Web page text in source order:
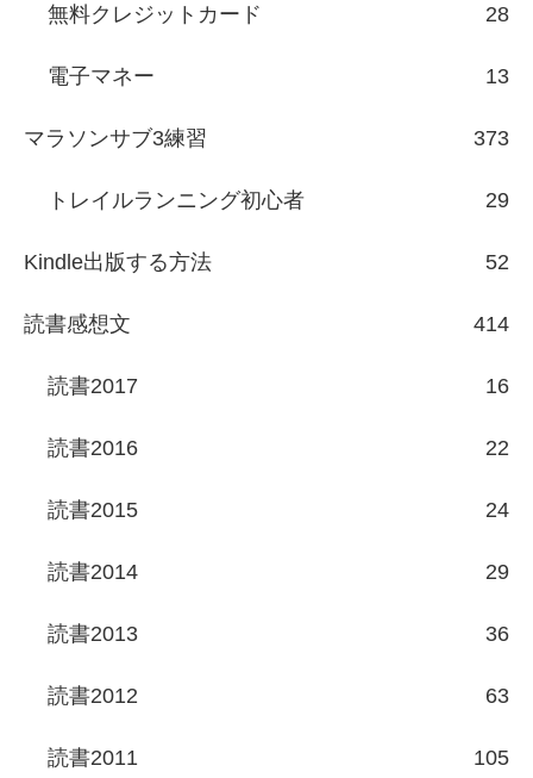
無料クレジットカード 28
電子マネー 13
マラソンサブ3練習 373
トレイルランニング初心者 29
Kindle出版する方法 52
読書感想文 414
読書2017 16
読書2016 22
読書2015 24
読書2014 29
読書2013 36
読書2012 63
読書2011 105